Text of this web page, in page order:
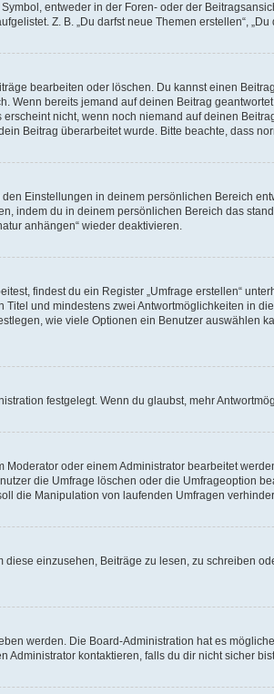
entweder in der Foren- oder der
Z. B. „Du darfst neue Themen erstellen“,
bearbeiten oder löschen. Du kannst einen
Wenn bereits jemand auf deinen Beitrag
nicht, wenn noch niemand auf deinen
Beitrag überarbeitet wurde. Bitte beachte, dass
Einstellungen in deinem persönlichen Bereich
indem du in deinem persönlichen Bereich das
anhängen“ wieder deaktivieren.
findest du ein Register „Umfrage erstellen“
und mindestens zwei Antwortmöglichkeiten in
wie viele Optionen ein Benutzer
festgelegt. Wenn du glaubst, mehr
oder einem Administrator bearbeitet
die Umfrage löschen oder die Umfrageoption
die Manipulation von laufenden Umfragen
einzusehen, Beiträge zu lesen, zu schreiben
werden. Die Board-Administration hat es
kontaktieren, falls du dir nicht sicher